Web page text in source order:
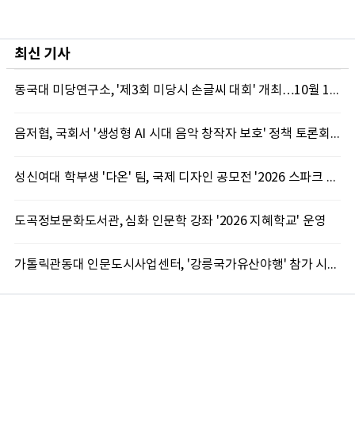
최신 기사
동국대 미당연구소, '제3회 미당시 손글씨 대회' 개최…10월 12일까지 접수
음저협, 국회서 '생성형 AI 시대 음악 창작자 보호' 정책 토론회 10일 개최
성신여대 학부생 '다온' 팀, 국제 디자인 공모전 '2026 스파크 어워드' 동상 수상
도곡정보문화도서관, 심화 인문학 강좌 '2026 지혜학교' 운영
가톨릭관동대 인문도시사업센터, '강릉국가유산야행' 참가 시민 15명 모집